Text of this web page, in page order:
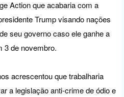
Action que acabaria com a
Trump visando nações
seu governo caso ele ganhe a
3 de novembro.
acrescentou que trabalharia
a legislação anti-crime de ódio e